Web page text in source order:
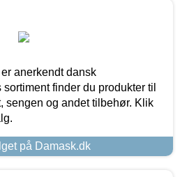
anerkendt dansk
finder du produkter til
sengen og andet tilbehør. Klik
på Damask.dk